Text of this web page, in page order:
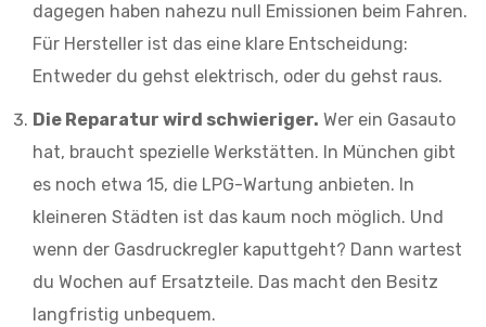
dagegen haben nahezu null Emissionen beim Fahren.
Für Hersteller ist das eine klare Entscheidung:
Entweder du gehst elektrisch, oder du gehst raus.
Die Reparatur wird schwieriger. Wer ein Gasauto
hat, braucht spezielle Werkstätten. In München gibt
es noch etwa 15, die LPG-Wartung anbieten. In
kleineren Städten ist das kaum noch möglich. Und
wenn der Gasdruckregler kaputtgeht? Dann wartest
du Wochen auf Ersatzteile. Das macht den Besitz
langfristig unbequem.